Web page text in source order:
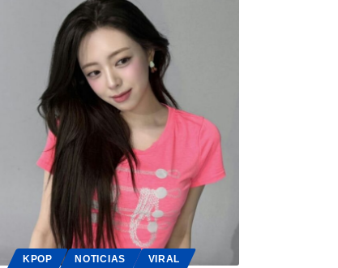
KPOP NOTICIAS VIRAL